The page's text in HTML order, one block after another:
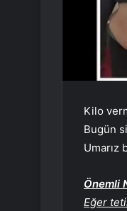
Kilo
Bugün
Umarız
Önemli
Eğer